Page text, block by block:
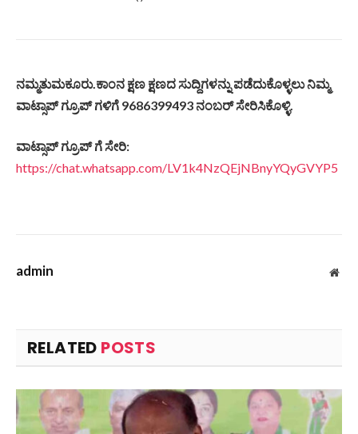
ನಮ್ಮತುಮಕೂರು. ಕಾಂನ ಕ್ಷಣ ಕ್ಷಣದ ಸುದ್ದಿಗಳನ್ನು ಪಡೆದುಕೊಳ್ಳಲುನಿಮ್ಮ
ವಾಟ್ಸಾಪ್ಗ್ರೂಪ್ಗಳಿಗೆ 9686399493 ನಂಬರ್ಸೇರಿಸಿಕೊಳ್ಳಿ.
ವಾಟ್ಸಾಪ್ ಗ್ರೂಪ್ ಗೆಸೇರಿ:
https://chat.whatsapp.com/LV1k4NzQEjNBnyYQyGVYP5
admin
RELATED POSTS